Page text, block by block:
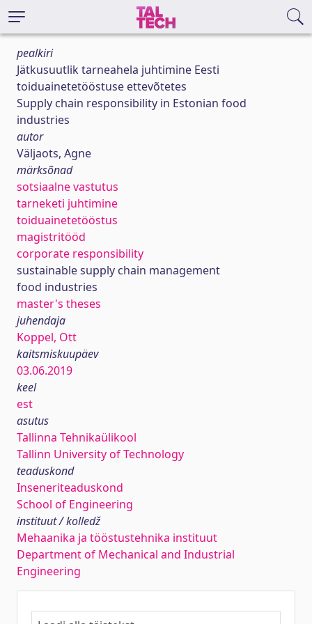
pealkiri
Jätkusuutlik tarneahela juhtimine Eesti
toiduainetetööstuse ettevõtetes
Supply chain responsibility in Estonian food
industries
autor
Väljaots, Agne
märksõnad
sotsiaalne vastutus
tarneketi juhtimine
toiduainetetööstus
magistritööd
corporate responsibility
sustainable supply chain management
food industries
master's theses
juhendaja
Koppel, Ott
kaitsmiskuupäev
03.06.2019
keel
est
asutus
Tallinna Tehnikaülikool
Tallinn University of Technology
teaduskond
Inseneriteaduskond
School of Engineering
instituut / kolledž
Mehaanika ja tööstustehnika instituut
Department of Mechanical and Industrial
Engineering